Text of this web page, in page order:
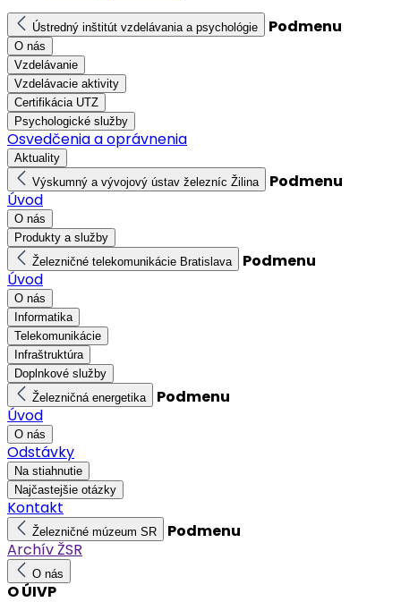
Ústredný inštitút vzdelávania a psychológie Podmenu
O nás
Vzdelávanie
Vzdelávacie aktivity
Certifikácia UTZ
Psychologické služby
Osvedčenia a oprávnenia
Aktuality
Výskumný a vývojový ústav železníc Žilina
Podmenu
Úvod
O nás
Produkty a služby
Železničné telekomunikácie Bratislava
Podmenu
Úvod
O nás
Informatika
Telekomunikácie
Infraštruktúra
Doplnkové služby
Železničná energetika
Podmenu
Úvod
O nás
Odstávky
Na stiahnutie
Najčastejšie otázky
Kontakt
Železničné múzeum SR
Podmenu
Archív ŽSR
O nás
O ÚIVP